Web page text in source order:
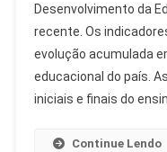
Da
Desenvolvimento da
recente. Os
evolução acumulada
educacional do país.
iniciais e finais do
Continue Lendo